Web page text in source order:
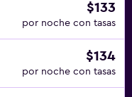
$133
por noche con tasas
$134
por noche con tasas